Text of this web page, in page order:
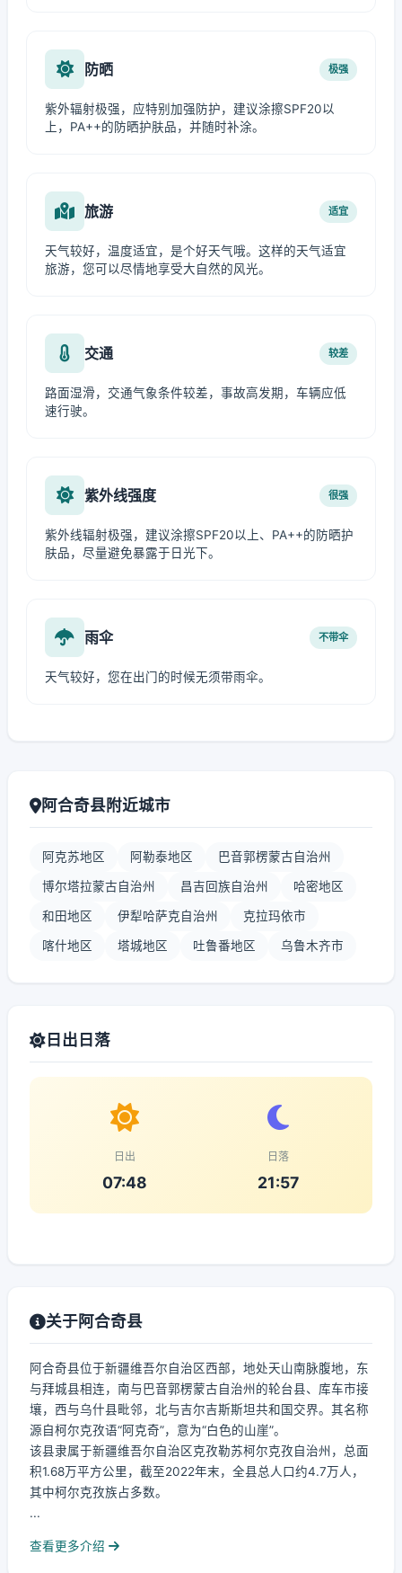
防晒 极强
紫外辐射极强，应特别加强防护，建议涂擦SPF20以
上，PA++的防晒护肤品，并随时补涂。
旅游 适宜
天气较好，温度适宜，是个好天气哦。这样的天气适宜
旅游，您可以尽情地享受大自然的风光。
交通 较差
路面湿滑，交通气象条件较差，事故高发期，车辆应低
速行驶。
紫外线强度 很强
紫外线辐射极强，建议涂擦SPF20以上、PA++的防晒护
肤品，尽量避免暴露于日光下。
雨伞 不带伞
天气较好，您在出门的时候无须带雨伞。
阿合奇县附近城市
阿克苏地区 阿勒泰地区 巴音郭楞蒙古自治州
博尔塔拉蒙古自治州 昌吉回族自治州 哈密地区
和田地区 伊犁哈萨克自治州 克拉玛依市
喀什地区 塔城地区 吐鲁番地区 乌鲁木齐市
日出日落
日出
07:48
日落
21:57
关于阿合奇县
阿合奇县位于新疆维吾尔自治区西部，地处天山南脉腹地，东
与拜城县相连，南与巴音郭楞蒙古自治州的轮台县、库车市接
壤，西与乌什县毗邻，北与吉尔吉斯斯坦共和国交界。其名称
源自柯尔克孜语“阿克奇”，意为“白色的山崖”。
该县隶属于新疆维吾尔自治区克孜勒苏柯尔克孜自治州，总面
积1.68万平方公里，截至2022年末，全县总人口约4.7万人，
其中柯尔克孜族占多数。
...
查看更多介绍